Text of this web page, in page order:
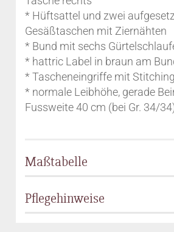
* Hüftsattel und zwei
Gesäßtaschen mit Ziernähten
* Bund mit sechs
* hattric Label in braun am
* Tascheneingriffe mit
* normale Leibhöhe, gerade
Fussweite 40 cm (bei Gr. 34/
Maßtabelle
Pflegehinweise